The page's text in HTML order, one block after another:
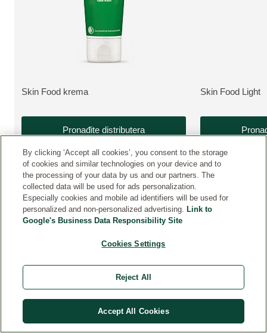
VIŠE O PROIZVODU:
Skin Food krema
Pronađite distributera
VIŠE O
Skin Food Light
PRAVNA OBAVJEŠTENJA
By clicking ‘Accept all cookies’, you consent to the storage
of cookies and similar technologies on your device and to
the processing of your data by us and our partners. The
collected data will be used for ads personalization.
Especially cookies and mobile ad identifiers will be used for
personalized and non-personalized advertising. Link to
Google's Business Data Responsibility Site
Cookies Settings
Reject All
Accept All Cookies